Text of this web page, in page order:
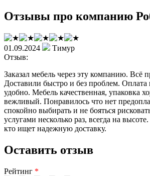
Отзывы про компанию
01.09.2024
Тимур
Отзыв:
Заказал мебель через эту компанию. Всё
Доставили быстро и без проблем.
удобно. Мебель качественная, упаковка
вежливый. Понравилось что нет
спокойно выбирать и не бояться
услугами несколько раз, всегда на
кто ищет надежную доставку.
Оставить отзыв
Рейтинг *